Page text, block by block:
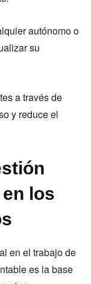
autónomo o
su
a través de
y reduce el
los
en el trabajo de
es la base